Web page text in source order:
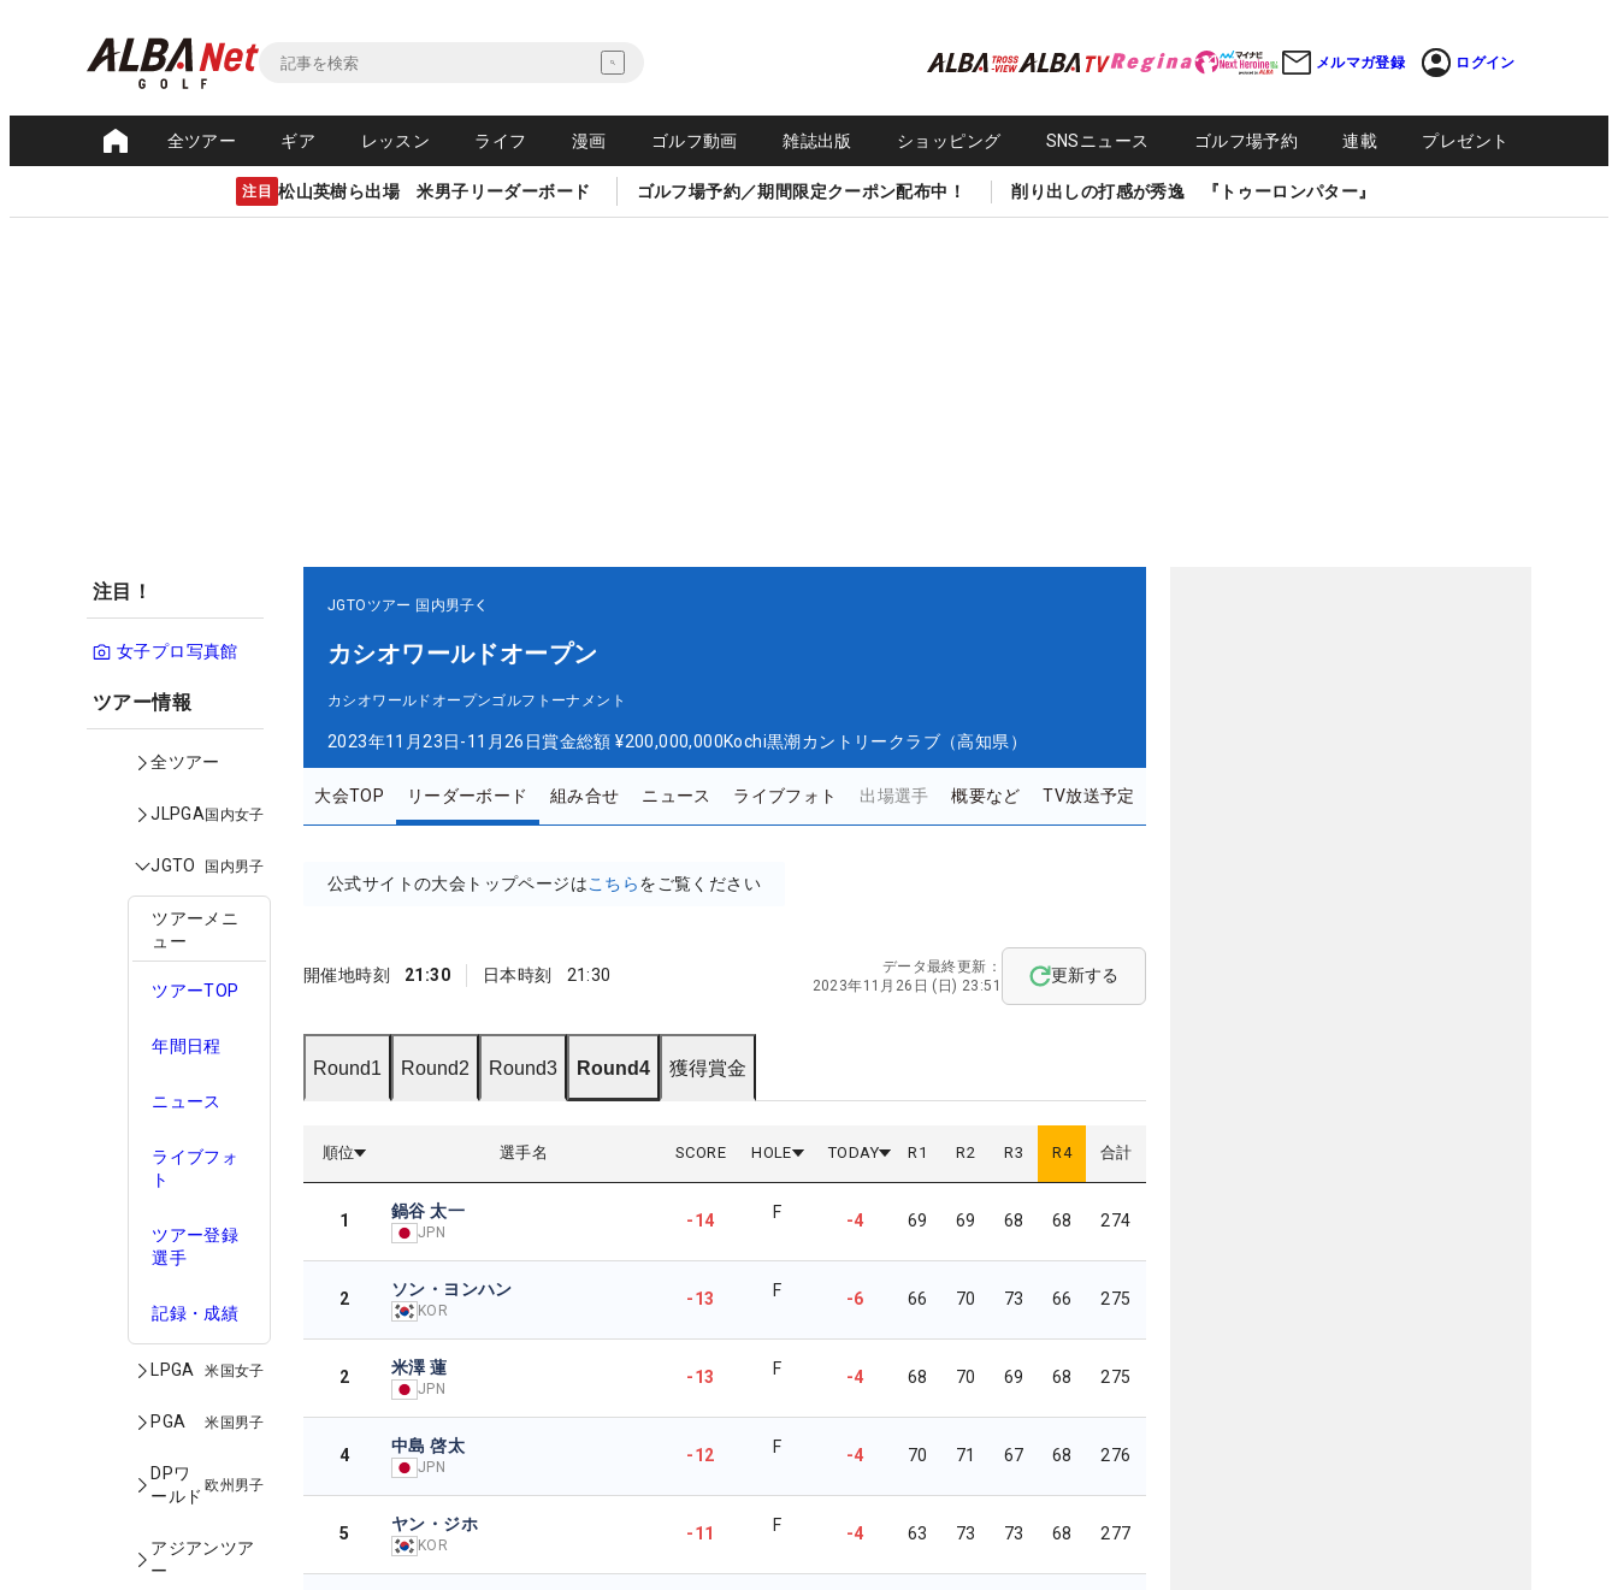
メルマガ登録 ログイン
全ツアー ギア レッスン ライフ 漫画 ゴルフ動画 雑誌出版 ショッピング SNSニュース ゴルフ場予約 連載 プレゼント
注目 松山英樹ら出場 米男子リーダーボード ゴルフ場予約／期間限定クーポン配布中！ 削り出しの打感が秀逸 『トゥーロンパター』
注目！
女子プロ写真館
ツアー情報
全ツアー
JLPGA国内女子
JGTO 国内男子
ツアーメニ
ュー
ツアーTOP
年間日程
ニュース
ライブフォ
ト
ツアー登録
選手
記録・成績
LPGA 米国女子
PGA 米国男子
DPワ
ールド
欧州男子
アジアンツア
ー
JGTOツアー 国内男子
カシオワールドオープン
カシオワールドオープンゴルフトーナメント
2023年11月23日-11月26日賞金総額 ¥200,000,000Kochi黒潮カントリークラブ（高知県）
大会TOP リーダーボード 組み合せ ニュース ライブフォト 出場選手 概要など TV放送予定
公式サイトの大会トップページはこちらをご覧ください
開催地時刻 21:30 日本時刻 21:30
データ最終更新：
2023年11月26日 (日) 23:51
更新する
Round1 Round2 Round3 Round4 獲得賞金
順位 選手名 SCORE HOLE TODAY R 1 R2 R3 R4 合計
1 鍋谷 太一
JPN
-14 F -4 69 69 68 68 274
2 ソン・ヨンハン
KOR
-13 F -6 66 70 73 66 275
2 米澤 蓮
JPN
-13 F -4 68 70 69 68 275
4 中島 啓太
JPN
-12 F -4 70 71 67 68 276
5 ヤン・ジホ
KOR
-11 F -4 63 73 73 68 277